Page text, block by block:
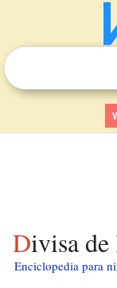
Divisa
Enciclopedia para